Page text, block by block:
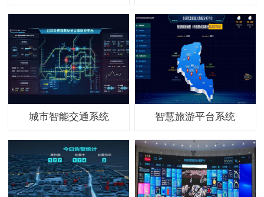
城市智能交通系统 智慧旅游平台系统